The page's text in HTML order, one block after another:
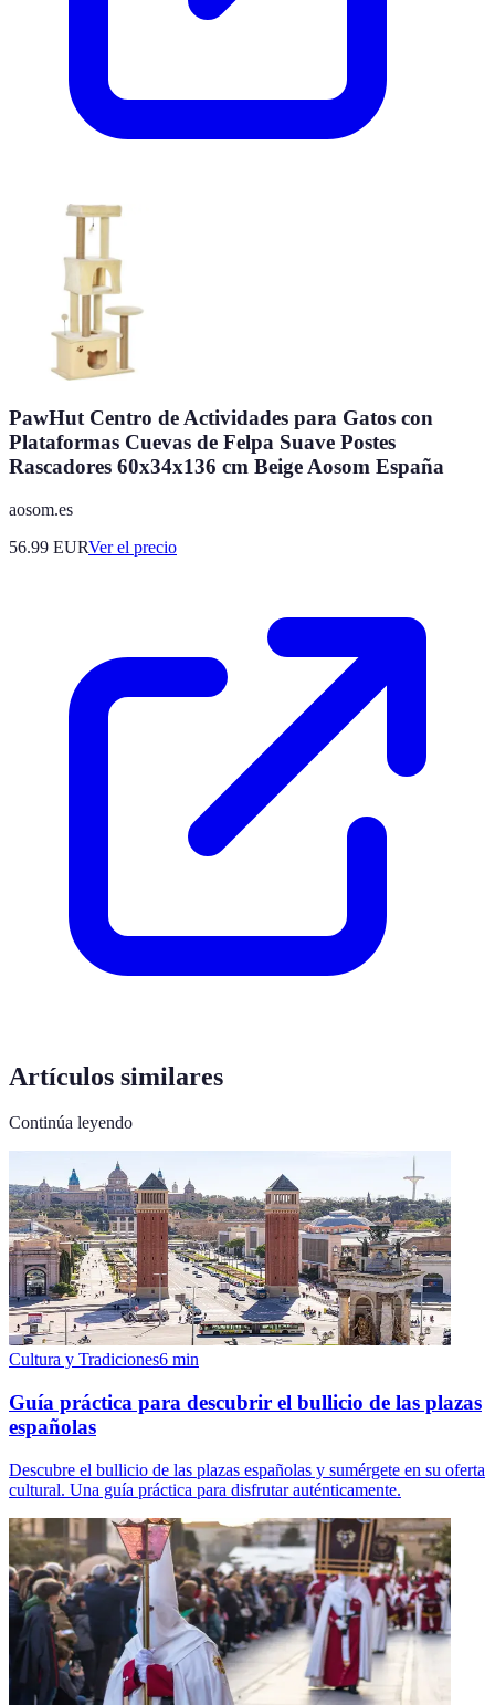
PawHut Centro de Actividades para Gatos con
Plataformas Cuevas de Felpa Suave Postes
Rascadores 60x34x136 cm Beige Aosom España
aosom.es
56.99 EURVer el precio
Artículos similares
Continúa leyendo
Cultura y Tradiciones6 min
Guía práctica para descubrir el bullicio de las plazas
españolas
Descubre el bullicio de las plazas españolas y sumérgete en su oferta
cultural. Una guía práctica para disfrutar auténticamente.